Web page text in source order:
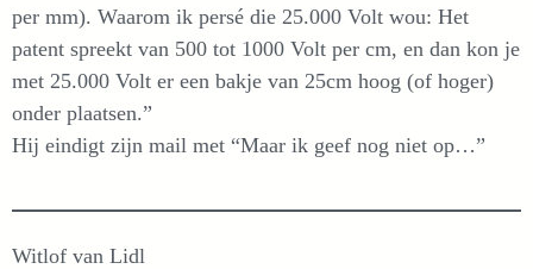
per mm). Waarom ik persé die 25.000 Volt wou: Het
patent spreekt van 500 tot 1000 Volt per cm, en dan kon je
met 25.000 Volt er een bakje van 25cm hoog (of hoger)
onder plaatsen.”
Hij eindigt zijn mail met “Maar ik geef nog niet op…”
Witlof van Lidl